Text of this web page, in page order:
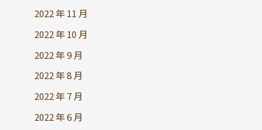
2022 年 11 月
2022 年 10 月
2022 年 9 月
2022 年 8 月
2022 年 7 月
2022 年 6 月